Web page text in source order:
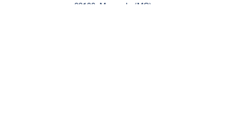
62100, Macerata (MC)